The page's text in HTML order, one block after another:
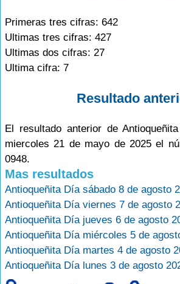
Primeras tres cifras: 642
Ultimas tres cifras: 427
Ultimas dos cifras: 27
Ultima cifra: 7
Resultado
El resultado anterior de
miercoles 21 de mayo de 2025 el
0948.
Mas resultados
Antioqueñita Día sábado 8 de agosto
Antioqueñita Día viernes 7 de agosto
Antioqueñita Día jueves 6 de agosto
Antioqueñita Día miércoles 5 de
Antioqueñita Día martes 4 de agosto
Antioqueñita Día lunes 3 de agosto